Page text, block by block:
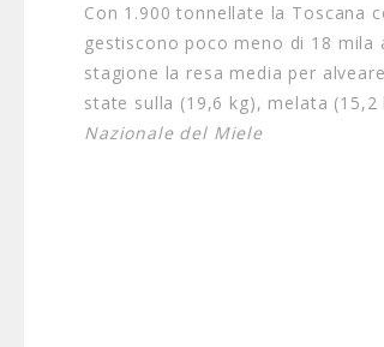
Con 1.900 tonnellate la Toscana
gestiscono poco meno di 18
stagione la resa media per
state sulla (19,6 kg), melata
Nazionale del Miele